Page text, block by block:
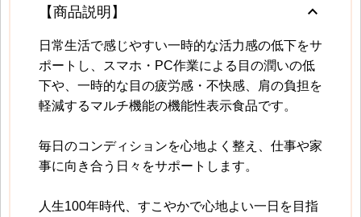
【商品説明】 keyboard_arrow_up
日常生活で感じやすい一時的な活力感の低下をサ
ポートし、スマホ・PC作業による目の潤いの低
下や、一時的な目の疲労感・不快感、肩の負担を
軽減するマルチ機能の機能性表示食品です。
毎日のコンディションを心地よく整え、仕事や家
事に向き合う日々をサポートします。
人生100年時代、すこやかで心地よい一日を目指